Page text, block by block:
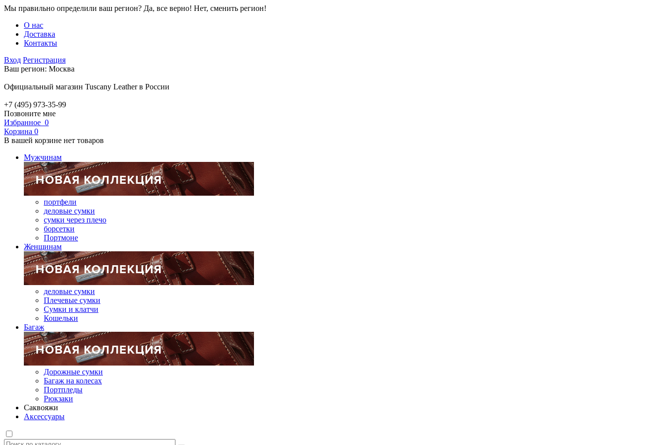
Мы правильно определили ваш регион? Да, все верно! Нет, сменить регион!
О нас
Доставка
Контакты
Вход Регистрация
Ваш регион: Москва
Официальный магазин Tuscany Leather в России
+7 (495) 973-35-99
Позвоните мне
Избранное 0
Корзина 0
В вашей корзине нет товаров
Мужчинам
портфели
деловые сумки
сумки через плечо
борсетки
Портмоне
Женщинам
деловые сумки
Плечевые сумки
Сумки и клатчи
Кошельки
Багаж
Дорожные сумки
Багаж на колесах
Портпледы
Рюкзаки
Саквояжи
Аксессуары